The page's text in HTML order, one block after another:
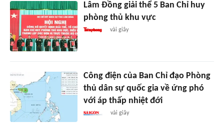
Lâm Đồng giải thể 5 Ban Chỉ huy
phòng thủ khu vực
vài giây
Công điện của Ban Chỉ đạo Phòng
thủ dân sự quốc gia về ứng phó
với áp thấp nhiệt đới
vài giây